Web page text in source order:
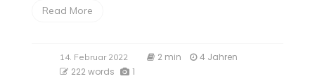
Read More
14. Februar 2022 2 min
4 Jahren
222 words
1